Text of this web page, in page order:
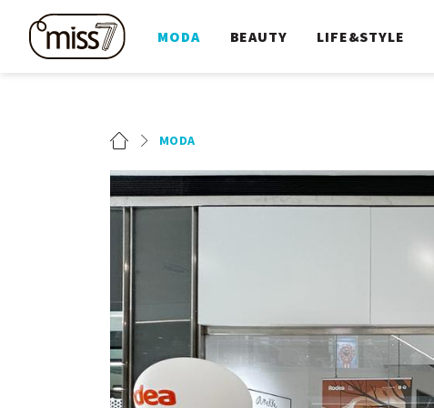
MODA BEAUTY LIFE&STYLE
MODA